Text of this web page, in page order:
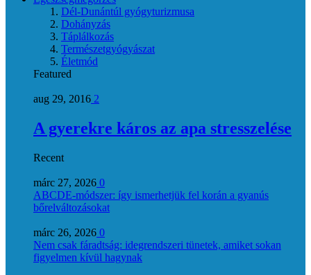
Dél-Dunántúl gyógyturizmusa
Dohányzás
Táplálkozás
Természetgyógyászat
Életmód
Featured
aug 29, 2016 2
A gyerekre káros az apa stresszelése
Recent
márc 27, 2026 0
ABCDE‑módszer: így ismerhetjük fel korán a gyanús
bőrelváltozásokat
márc 26, 2026 0
Nem csak fáradtság: idegrendszeri tünetek, amiket sokan
figyelmen kívül hagynak